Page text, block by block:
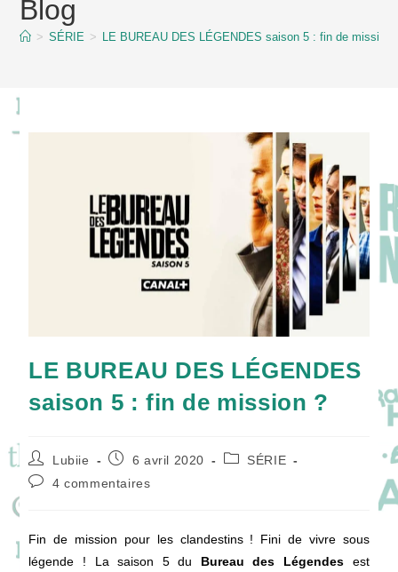
contentBlog
> SÉRIE > LE BUREAU DES LÉGENDES saison 5 : fin de mission
LE BUREAU DES LÉGENDES
saison 5 : fin de mission ?
Auteur/autrice
de
la
Lubiie
Publication
6 avril 2020
PostSÉRIE
Commentaires
4 commentaires
Fin de mission pour les clandestins ! Fini de vivre sous
légende ! La saison 5 du Bureau des Légendes est